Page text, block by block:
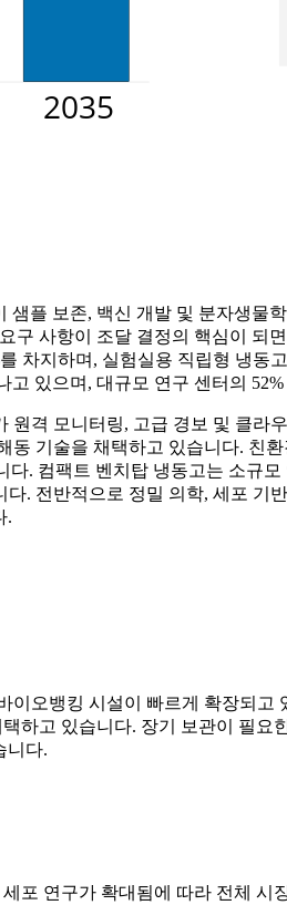
플 보존, 백신 개발 및 분자생
구 사항이 조달 결정의 핵심이
차지하며, 실험실용 직립형 냉
있으며, 대규모 연구 센터의
원격 모니터링, 고급 경보 및 클
동 기술을 채택하고 있습니다. 친
. 컴팩트 벤치탑 냉동고는 소규
. 전반적으로 정밀 의학, 세포
.
오뱅킹 시설이 빠르게 확장되
하고 있습니다. 장기 보관이 필
니다.
포 연구가 확대됨에 따라 전체